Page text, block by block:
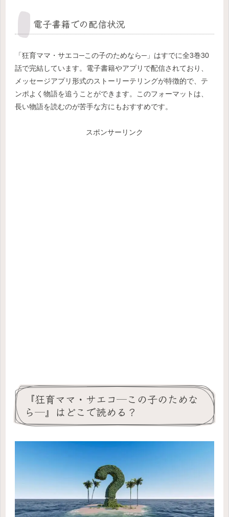
電子書籍での配信状況
「狂育ママ・サエコ─この子のためなら─」はすでに全3巻30
話で完結しています。電子書籍やアプリで配信されており、
メッセージアプリ形式のストーリーテリングが特徴的で、テ
ンポよく物語を追うことができます。このフォーマットは、
長い物語を読むのが苦手な方にもおすすめです。
スポンサーリンク
『狂育ママ・サエコ─この子のためな
ら─』はどこで読める？